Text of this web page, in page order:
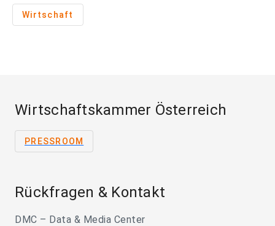
Wirtschaft
Wirtschaftskammer Österreich
PRESSROOM
Rückfragen & Kontakt
DMC – Data & Media Center